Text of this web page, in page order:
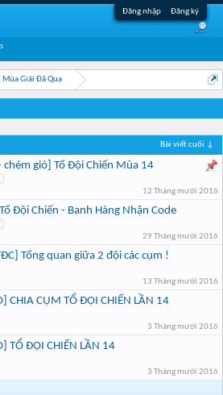
Đăng nhập Đăng ký
Mùa Giải Đã Qua
Bài viết cuối ↓
chém gió] Tổ Đội Chiến Mùa 14
12 Tháng mười 2016
Đội Chiến - Banh Hàng Nhận Code
29 Tháng mười 2016
Tổng quan giữa 2 đội các cụm !
13 Tháng mười 2016
CHIA CỤM TỔ ĐỘI CHIẾN LẦN 14
3 Tháng mười 2016
TỔ ĐỘI CHIẾN LẦN 14
3 Tháng mười 2016